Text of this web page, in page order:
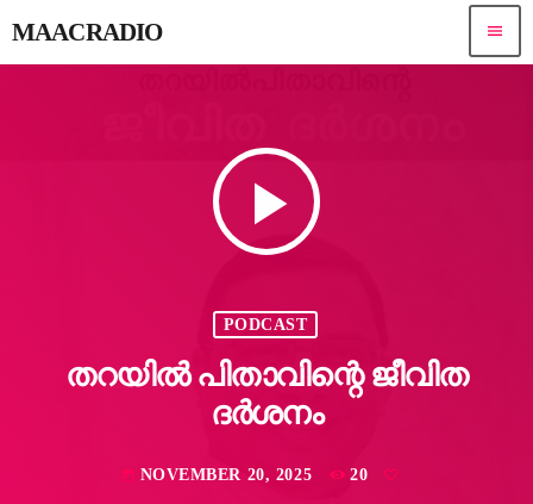
MAACRADIO menu
play_arrow
PODCAST
തറയിൽ പിതാവിന്റെ ജീവിത
ദർശനം
today NOVEMBER 20, 2025 20